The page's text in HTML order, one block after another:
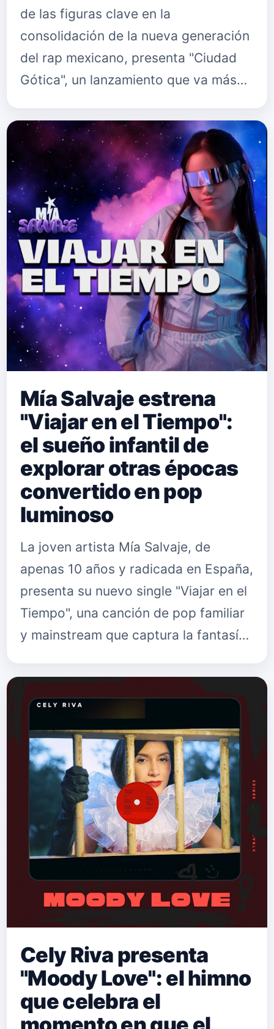
de las figuras clave en la
consolidación de la nueva generación
del rap mexicano, presenta "Ciudad
Gótica", un lanzamiento que va más
para convertirse en un punto de e…
Mía Salvaje estrena
"Viajar en el Tiempo":
el sueño infantil de
explorar otras épocas
convertido en pop
luminoso
La joven artista Mía Salvaje, de
apenas 10 años y radicada en España,
presenta su nuevo single "Viajar en el
Tiempo", una canción de pop familiar
y mainstream que captura la fantasía
trasladarse a otra époc…
Cely Riva presenta
"Moody Love": el himno
que celebra el